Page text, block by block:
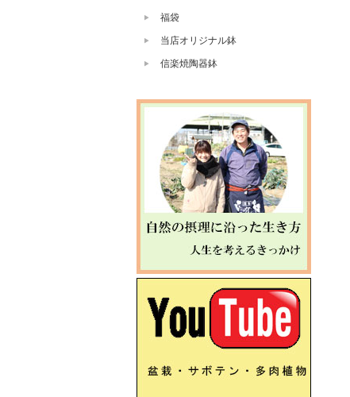
福袋
当店オリジナル鉢
信楽焼陶器鉢